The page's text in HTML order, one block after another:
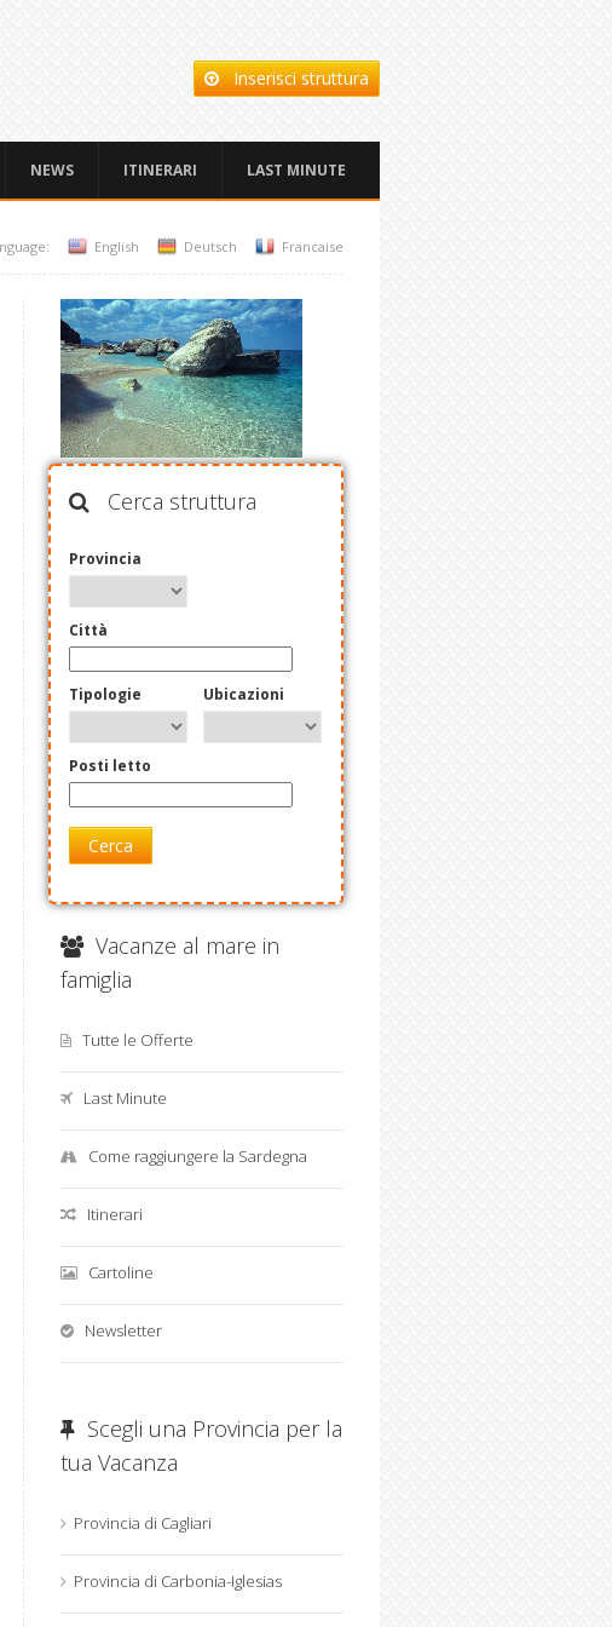
Inserisci struttura
NEWS ITINERARI LAST MINUTE
English Deutsch Francaise
Cerca struttura
Provincia
Città
Tipologie Ubicazioni
Posti letto
Cerca
Vacanze al mare in
famiglia
Tutte le Offerte
Last Minute
Come raggiungere la Sardegna
Itinerari
Cartoline
Newsletter
Scegli una Provincia per la
tua Vacanza
Provincia di Cagliari
Provincia di Carbonia-Iglesias